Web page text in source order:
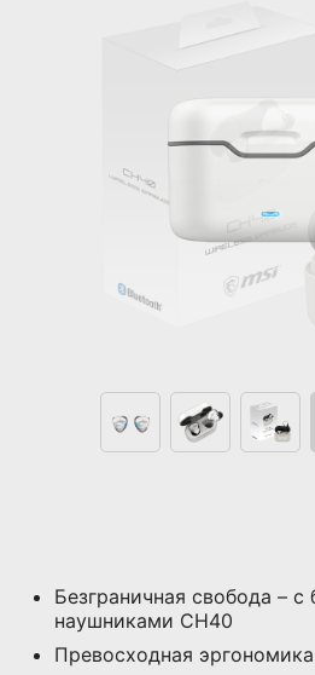
Безграничная свобода –
наушниками CH40
Превосходная эргономика